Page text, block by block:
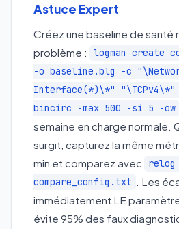
Astuce Expert
Créez une baseline de santé
problème :
logman create
-o baseline.blg -c
Interface(*)\*"
bincirc -max 500 -si 5 -ow
semaine en charge normale.
surgit, capturez la même
min et comparez avec
compare_config.txt
. Les
immédiatement LE
évite 95% des faux